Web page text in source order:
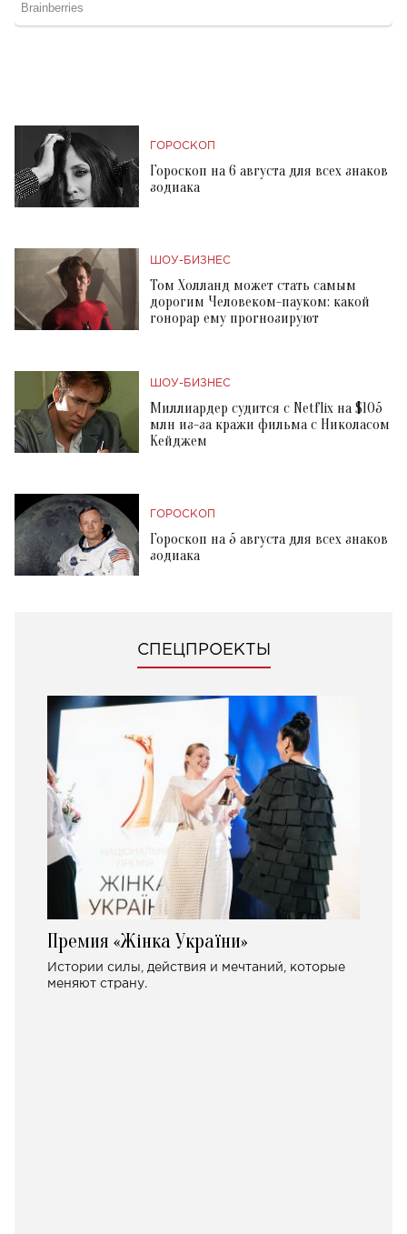
ГОРОСКОП
Гороскоп на 6 августа для всех знаков
зодиака
ШОУ-БИЗНЕС
Том Холланд может стать самым
дорогим Человеком-пауком: какой
гонорар ему прогнозируют
ШОУ-БИЗНЕС
Миллиардер судится с Netflix на $105
млн из-за кражи фильма с Николасом
Кейджем
ГОРОСКОП
Гороскоп на 5 августа для всех знаков
зодиака
СПЕЦПРОЕКТЫ
Премия «Жінка України»
Истории силы, действия и мечтаний, которые
меняют страну.